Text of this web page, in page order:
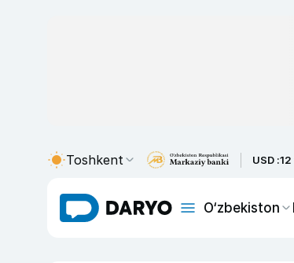
Toshkent USD :
O‘zbekiston